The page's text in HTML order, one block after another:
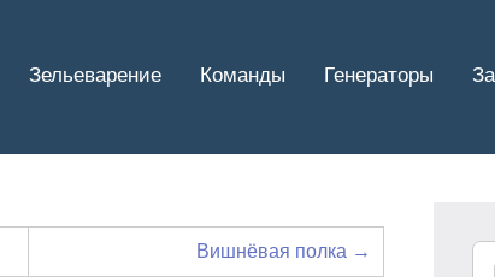
Зельеварение Команды Генераторы
Вишнёвая полка →